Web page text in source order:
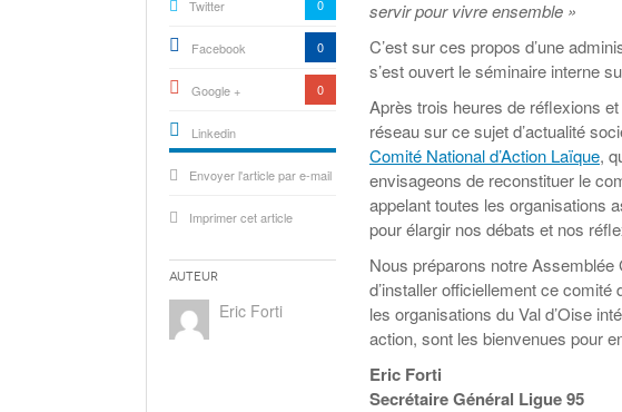
Education
Actualité
servir pour vivre ensemble »
C’est sur ces propos d’une
s’est ouvert le séminaire interne
Après trois heures de réflexions
réseau sur ce sujet d’actualité
Comité National d’Action Laïque,
envisageons de reconstituer le
appelant toutes les organisations
pour élargir nos débats et nos
Nous préparons notre Assemblée
d’installer officiellement ce
les organisations du Val d’Oise
action, sont les bienvenues pour
Eric Forti
Secrétaire Général Ligue 95
Twitter 0
Facebook 0
Google + 0
Linkedin
icon[type=linkedin-bug]
[color=inverse]
Envoyer l'article par e-mail
Imprimer cet article
Auteur
Eric Forti